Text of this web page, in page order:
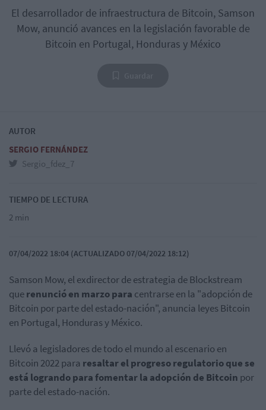
El desarrollador de infraestructura de Bitcoin, Samson
Mow, anunció avances en la legislación favorable de
Bitcoin en Portugal, Honduras y México
AUTOR
SERGIO FERNÁNDEZ
Sergio_fdez_7
TIEMPO DE LECTURA
2 min
07/04/2022 18:04 (ACTUALIZADO 07/04/2022 18:12)
Samson Mow, el exdirector de estrategia de Blockstream
querenunció en marzo para centrarse en la "adopción de
Bitcoin por parte del estado-nación", anuncia leyes Bitcoin
en Portugal, Honduras y México.
Llevó a legisladores de todo el mundo al escenario en
Bitcoin 2022 para resaltar el progreso regulatorio que se
está logrando para fomentar la adopción de Bitcoin por
parte del estado-nación.